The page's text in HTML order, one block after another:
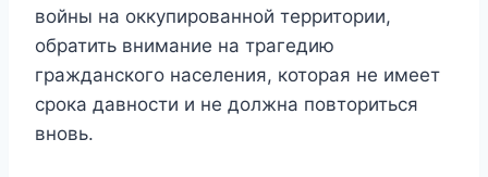
войны на оккупированной территории,
обратить внимание на трагедию
гражданского населения, которая не имеет
срока давности и не должна повториться
вновь.